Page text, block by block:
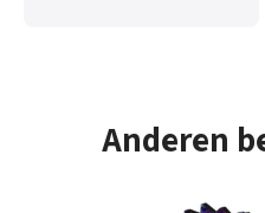
Anderen